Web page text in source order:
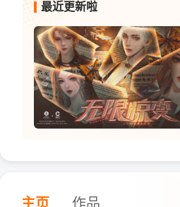
最近更新啦
主页 作品